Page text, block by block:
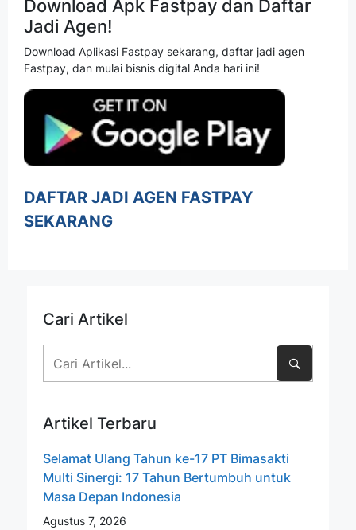
Download Apk Fastpay dan Daftar
Jadi Agen!
Download Aplikasi Fastpay sekarang, daftar jadi agen
Fastpay, dan mulai bisnis digital Anda hari ini!
DAFTAR JADI AGEN FASTPAY
SEKARANG
Cari Artikel
Artikel Terbaru
Selamat Ulang Tahun ke-17 PT Bimasakti
Multi Sinergi: 17 Tahun Bertumbuh untuk
Masa Depan Indonesia
Agustus 7, 2026